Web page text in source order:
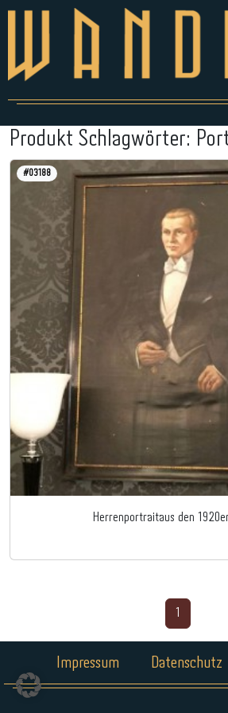
Produkt Schlagwörter:
#03188
Herrenportraitaus den
Impressum Datenschutz